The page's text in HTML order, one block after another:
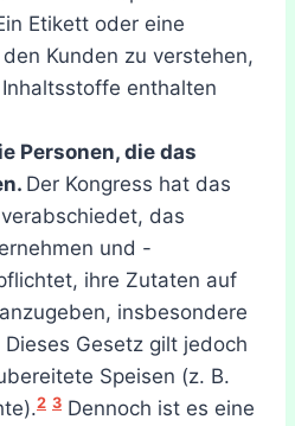
Etikett oder eine
Kunden zu verstehen,
enthalten
Personen, die das
Der Kongress hat das
das
und -
ihre Zutaten auf
insbesondere
Gesetz gilt jedoch
Speisen (z. B.
2 3 Dennoch ist es eine